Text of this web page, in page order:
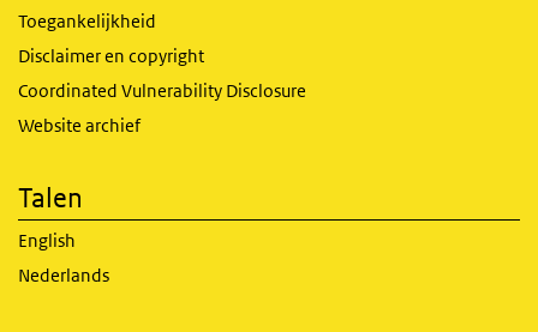
Toegankelijkheid
Disclaimer en copyright
Coordinated Vulnerability Disclosure
Website archief
Talen
English
Nederlands